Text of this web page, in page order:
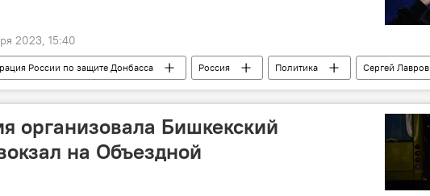
2023, 15:40
России по защите Донбасса Россия Политика
Сергей Лавров
Украина Владимир Зеленский Формула-1 воображение
организовала Бишкекский
на Объездной